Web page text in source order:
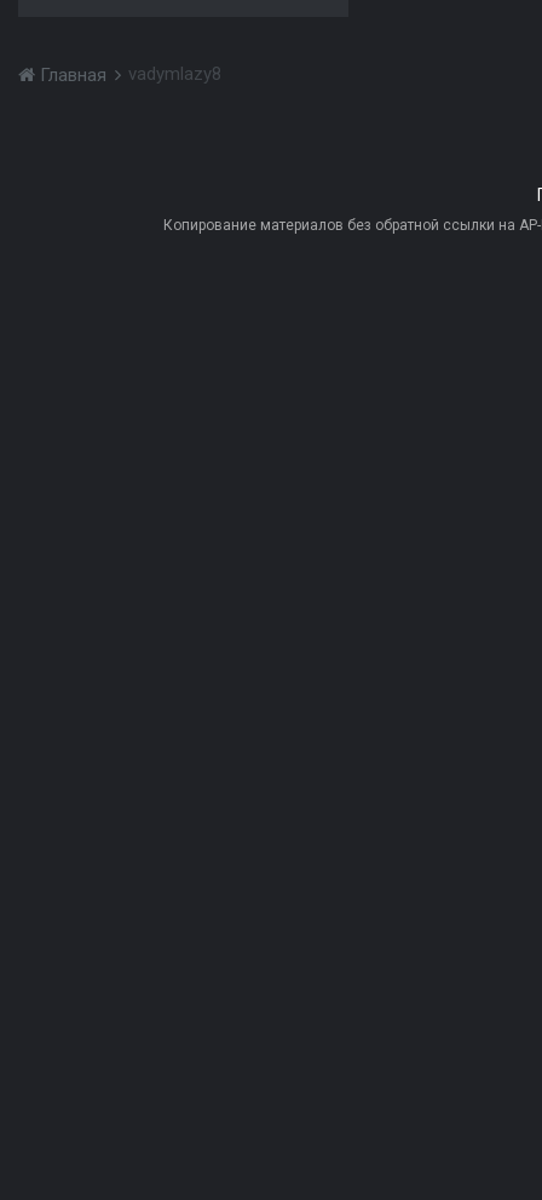
Главная vadymlazy8
Копирование материалов без обратной ссылки на